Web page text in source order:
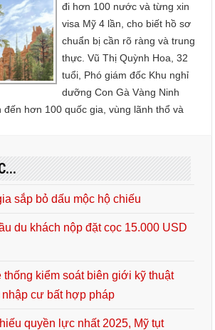
đi hơn 100 nước và từng xin
visa Mỹ 4 lần, cho biết hồ sơ
chuẩn bị cần rõ ràng và trung
thực. Vũ Thị Quỳnh Hoa, 32
tuổi, Phó giám đốc Khu nghỉ
dưỡng Con Gà Vàng Ninh
đến hơn 100 quốc gia, vùng lãnh thổ và
sắp bỏ dấu mộc hộ chiếu
du khách nộp đặt cọc 15.000 USD
thống kiểm soát biên giới kỹ thuật
nhập cư bất hợp pháp
quyền lực nhất 2025, Mỹ tụt